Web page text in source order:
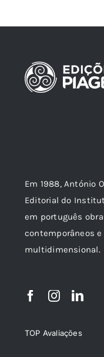
Em 1988, António
Editorial do
em português
contemporâneos
multidimensional.
TOP Avaliações